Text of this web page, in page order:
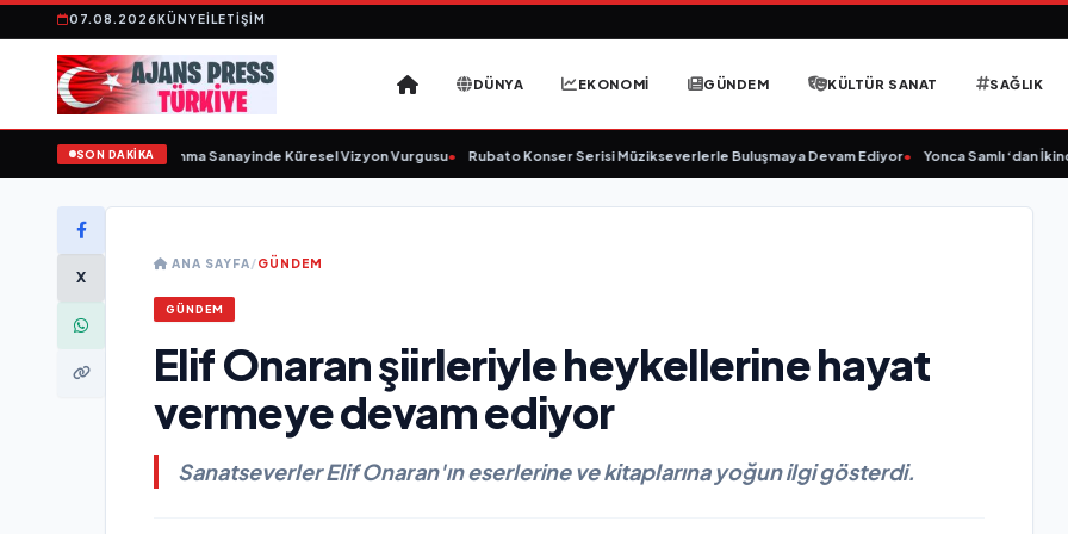
07.08.2026KÜNYEİLETIŞIM
DÜNYA EKONOMİ GÜNDEM KÜLTÜR SANAT SAĞLIK
SON DAKİKA
Açıkladı ve Savunma Sanayinde Küresel Vizyon Vurgusu• Rubato Konser Serisi Müzikseverlerle Buluşmaya Devam Ediyor• Yonca Samlı ‘dan İkinci
X
ANA SAYFA/GÜNDEM
GÜNDEM
Elif Onaran şiirleriyle heykellerine hayat
vermeye devam ediyor
Sanatseverler Elif Onaran'ın eserlerine ve kitaplarına yoğun ilgi gösterdi.